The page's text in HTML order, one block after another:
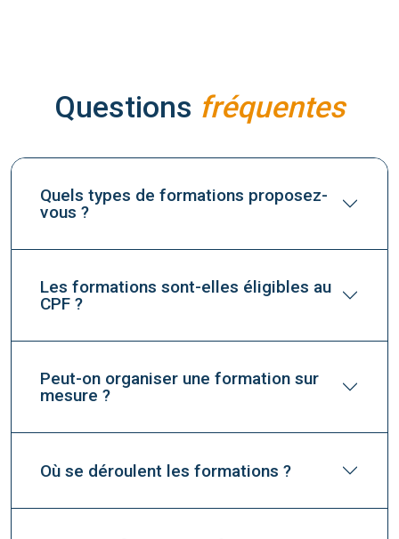
Questions fréquentes
Quels types de formations proposez-
vous ?
Les formations sont-elles éligibles au
CPF ?
Peut-on organiser une formation sur
mesure ?
Où se déroulent les formations ?